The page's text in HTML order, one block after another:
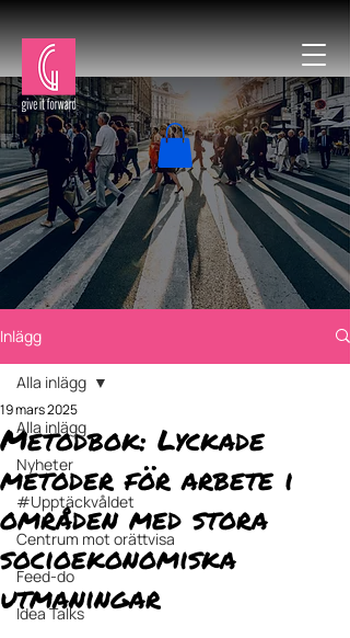
Inlägg
Alla inlägg
Nyheter
#Upptäckvåldet
Centrum mot orättvisa
Feed-do
Idea Talks
Alla inlägg
Metodbok: Lyckade
metoder för arbete i
områden med stora
socioekonomiska
utmaningar
19 mars 2025